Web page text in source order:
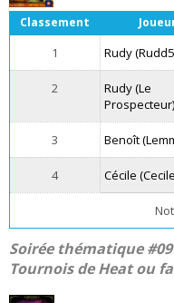
Classement
1 Rudy
2
Rudy (Le
Prospecteur)
3 Benoît
4 Cécile
Soirée thématique
Tournois de Heat ou